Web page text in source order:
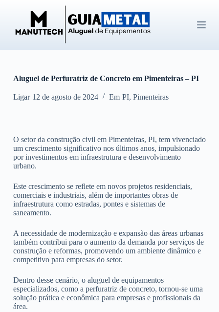
ú
d
o
Aluguel de Perfuratriz de Concreto em Pimenteiras – PI
Ligar 12 de agosto de 2024 Em PI, Pimenteiras
O setor da construção civil em Pimenteiras, PI, tem vivenciado
um crescimento significativo nos últimos anos, impulsionado
por investimentos em infraestrutura e desenvolvimento
urbano.
Este crescimento se reflete em novos projetos residenciais,
comerciais e industriais, além de importantes obras de
infraestrutura como estradas, pontes e sistemas de
saneamento.
A necessidade de modernização e expansão das áreas urbanas
também contribui para o aumento da demanda por serviços de
construção e reformas, promovendo um ambiente dinâmico e
competitivo para empresas do setor.
Dentro desse cenário, o aluguel de equipamentos
especializados, como a perfuratriz de concreto, tornou-se uma
solução prática e econômica para empresas e profissionais da
área.